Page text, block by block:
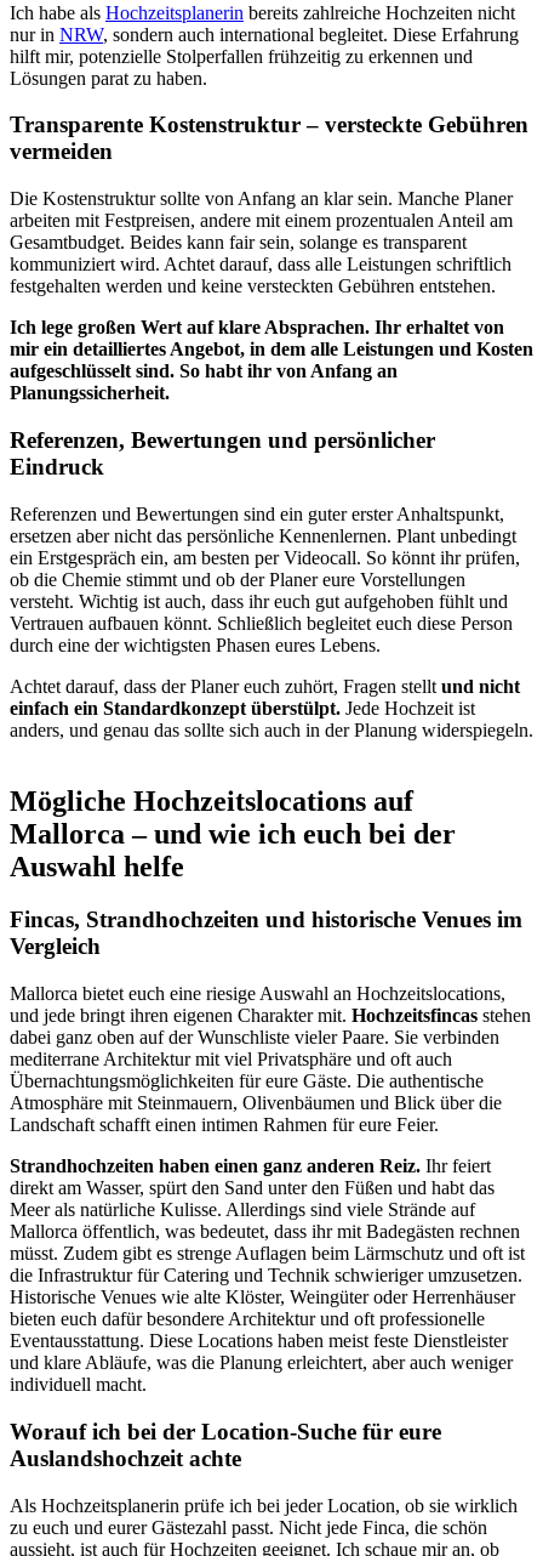
Ich habe als Hochzeitsplanerin bereits zahlreiche Hochzeiten nicht
nur in NRW, sondern auch international begleitet. Diese Erfahrung
hilft mir, potenzielle Stolperfallen frühzeitig zu erkennen und
Lösungen parat zu haben.
Transparente Kostenstruktur – versteckte Gebühren
vermeiden
Die Kostenstruktur sollte von Anfang an klar sein. Manche Planer
arbeiten mit Festpreisen, andere mit einem prozentualen Anteil am
Gesamtbudget. Beides kann fair sein, solange es transparent
kommuniziert wird. Achtet darauf, dass alle Leistungen schriftlich
festgehalten werden und keine versteckten Gebühren entstehen.
Ich lege großen Wert auf klare Absprachen. Ihr erhaltet von
mir ein detailliertes Angebot, in dem alle Leistungen und Kosten
aufgeschlüsselt sind. So habt ihr von Anfang an
Planungssicherheit.
Referenzen, Bewertungen und persönlicher
Eindruck
Referenzen und Bewertungen sind ein guter erster Anhaltspunkt,
ersetzen aber nicht das persönliche Kennenlernen. Plant unbedingt
ein Erstgespräch ein, am besten per Videocall. So könnt ihr prüfen,
ob die Chemie stimmt und ob der Planer eure Vorstellungen
versteht. Wichtig ist auch, dass ihr euch gut aufgehoben fühlt und
Vertrauen aufbauen könnt. Schließlich begleitet euch diese Person
durch eine der wichtigsten Phasen eures Lebens.
Achtet darauf, dass der Planer euch zuhört, Fragen stellt und nicht
einfach ein Standardkonzept überstülpt. Jede Hochzeit ist
anders, und genau das sollte sich auch in der Planung widerspiegeln.
Mögliche Hochzeitslocations auf
Mallorca – und wie ich euch bei der
Auswahl helfe
Fincas, Strandhochzeiten und historische Venues im
Vergleich
Mallorca bietet euch eine riesige Auswahl an Hochzeitslocations,
und jede bringt ihren eigenen Charakter mit. Hochzeitsfincas stehen
dabei ganz oben auf der Wunschliste vieler Paare. Sie verbinden
mediterrane Architektur mit viel Privatsphäre und oft auch
Übernachtungsmöglichkeiten für eure Gäste. Die authentische
Atmosphäre mit Steinmauern, Olivenbäumen und Blick über die
Landschaft schafft einen intimen Rahmen für eure Feier.
Strandhochzeiten haben einen ganz anderen Reiz. Ihr feiert
direkt am Wasser, spürt den Sand unter den Füßen und habt das
Meer als natürliche Kulisse. Allerdings sind viele Strände auf
Mallorca öffentlich, was bedeutet, dass ihr mit Badegästen rechnen
müsst. Zudem gibt es strenge Auflagen beim Lärmschutz und oft ist
die Infrastruktur für Catering und Technik schwieriger umzusetzen.
Historische Venues wie alte Klöster, Weingüter oder Herrenhäuser
bieten euch dafür besondere Architektur und oft professionelle
Eventausstattung. Diese Locations haben meist feste Dienstleister
und klare Abläufe, was die Planung erleichtert, aber auch weniger
individuell macht.
Worauf ich bei der Location-Suche für eure
Auslandshochzeit achte
Als Hochzeitsplanerin prüfe ich bei jeder Location, ob sie wirklich
zu euch und eurer Gästezahl passt. Nicht jede Finca, die schön
aussieht, ist auch für Hochzeiten geeignet. Ich schaue mir an, ob